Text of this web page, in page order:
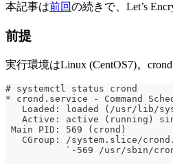
本記事は前回の続きで、Let’s
前提
実行環境はLinux (CentOS7)。
# systemctl status crond
* crond.service - Command
Loaded: loaded (/usr/lib/
Active: active (running)
Main PID: 569 (crond)
CGroup: /system.slice/
`-569 /usr/sbin/